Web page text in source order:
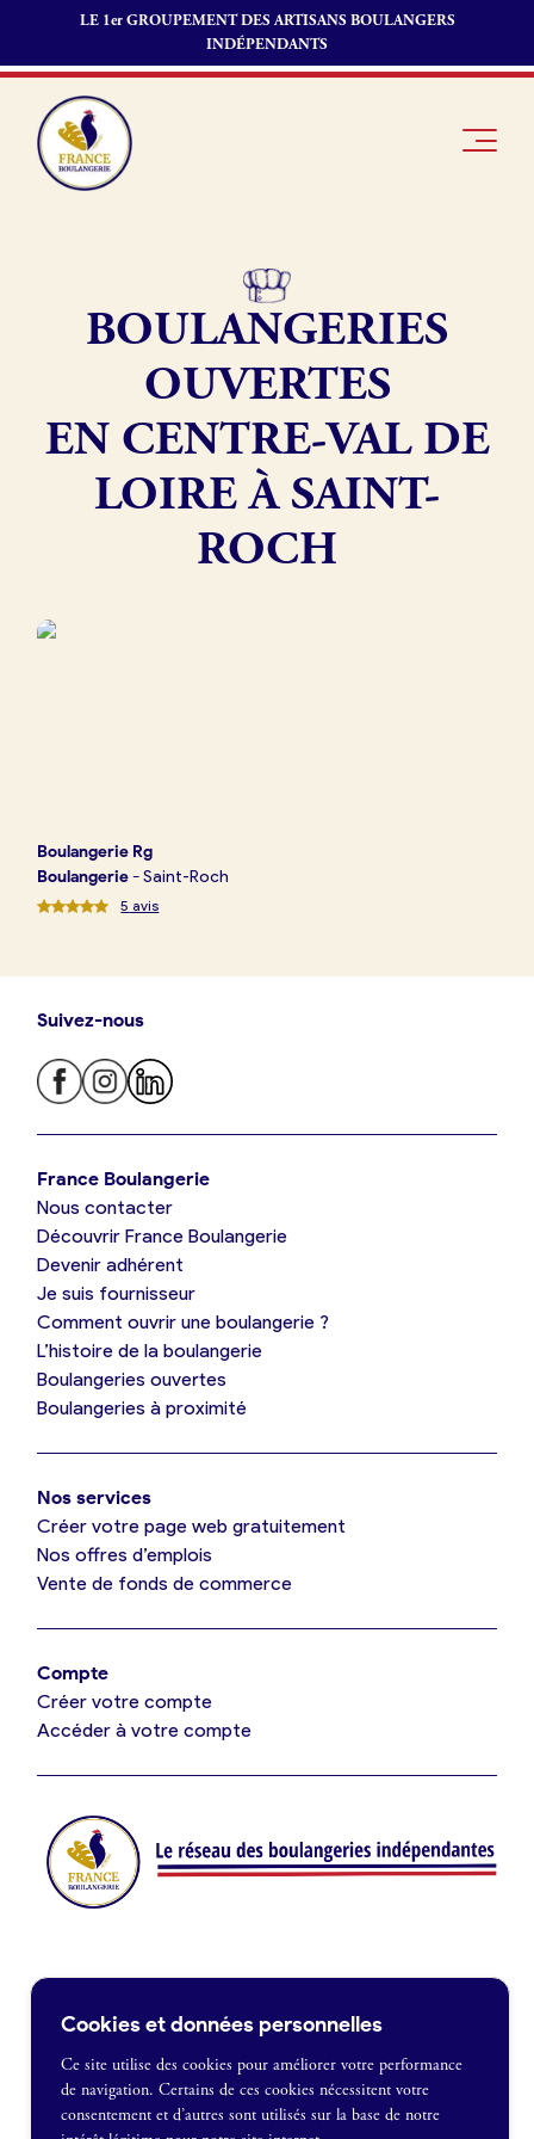
LE 1er GROUPEMENT DES ARTISANS BOULANGERS
INDÉPENDANTS
Je trouve ma boulangerie
Je suis boulanger
Je découvre France Boulangerie
Mes tarifs
Je référence ma boulangerie (gratuit)
Offres d’emploi
Je suis fournisseur
Je crée mon compte
France Boulangerie
1 rue Alexandre Fleming
Je suis
Je découvre
Boulangerie
Pourquoi
adhérer à
Offres
Fonds de
Actualités
Je suis
BOULANGERIES
OUVERTES
EN CENTRE-VAL DE
LOIRE À SAINT-
ROCH
Boulangerie Rg
Boulangerie-Saint-Roch
5 avis
Suivez-nous
France Boulangerie
Nous contacter
Découvrir France Boulangerie
Devenir adhérent
Je suis fournisseur
Comment ouvrir une boulangerie ?
L’histoire de la boulangerie
Boulangeries ouvertes
Boulangeries à proximité
Nos services
Créer votre page web gratuitement
Nos offres d’emplois
Vente de fonds de commerce
Compte
Créer votre compte
Accéder à votre compte
Je souhaite être recontacté
Cookies et données personnelles
Ce site utilise des cookies pour améliorer votre performance
de navigation. Certains de ces cookies nécessitent votre
consentement et d’autres sont utilisés sur la base de notre